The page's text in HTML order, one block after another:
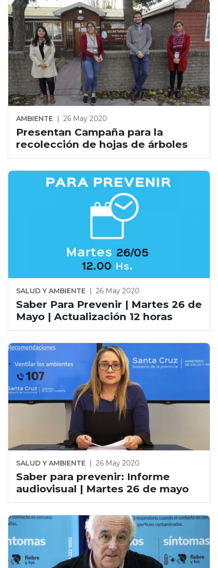
AMBIENTE | 26 May 2020
Presentan Campaña para la
recolección de hojas de árboles
SALUD Y AMBIENTE | 26 May 2020
Saber Para Prevenir | Martes 26 de
Mayo | Actualización 12 horas
SALUD Y AMBIENTE | 26 May 2020
Saber para prevenir: Informe
audiovisual | Martes 26 de mayo